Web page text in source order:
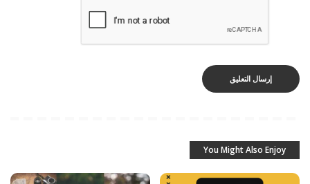
You Might Also Enjoy